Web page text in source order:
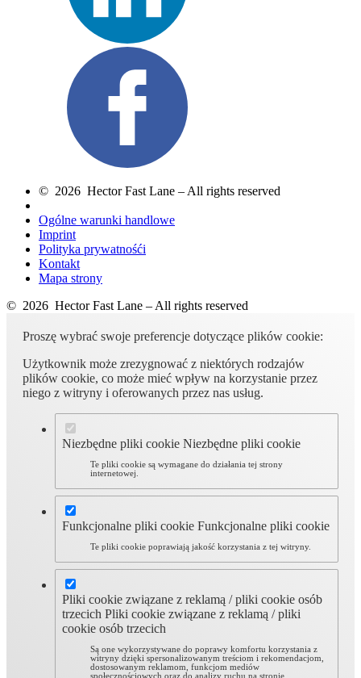
© 2026 Hector Fast Lane – All rights reserved
Ogólne warunki handlowe
Imprint
Polityka prywatnośći
Kontakt
Mapa strony
© 2026 Hector Fast Lane – All rights reserved
Proszę wybrać swoje preferencje dotyczące plików cookie:
Użytkownik może zrezygnować z niektórych rodzajów
plików cookie, co może mieć wpływ na korzystanie przez
niego z witryny i oferowanych przez nas usług.
Niezbędne pliki cookie Niezbędne pliki cookie
Te pliki cookie są wymagane do działania tej strony
internetowej.
Funkcjonalne pliki cookie Funkcjonalne pliki cookie
Te pliki cookie poprawiają jakość korzystania z tej witryny.
Pliki cookie związane z reklamą / pliki cookie osób
trzecich Pliki cookie związane z reklamą / pliki
cookie osób trzecich
Są one wykorzystywane do poprawy komfortu korzystania z
witryny dzięki spersonalizowanym treściom i rekomendacjom,
dostosowanym reklamom, funkcjom mediów
społecznościowych oraz do analizy ruchu na stronie.